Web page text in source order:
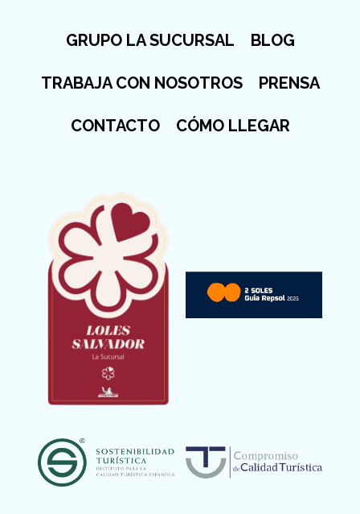
GRUPO LA SUCURSAL BLOG
TRABAJA CON NOSOTROS PRENSA
CONTACTO CÓMO LLEGAR